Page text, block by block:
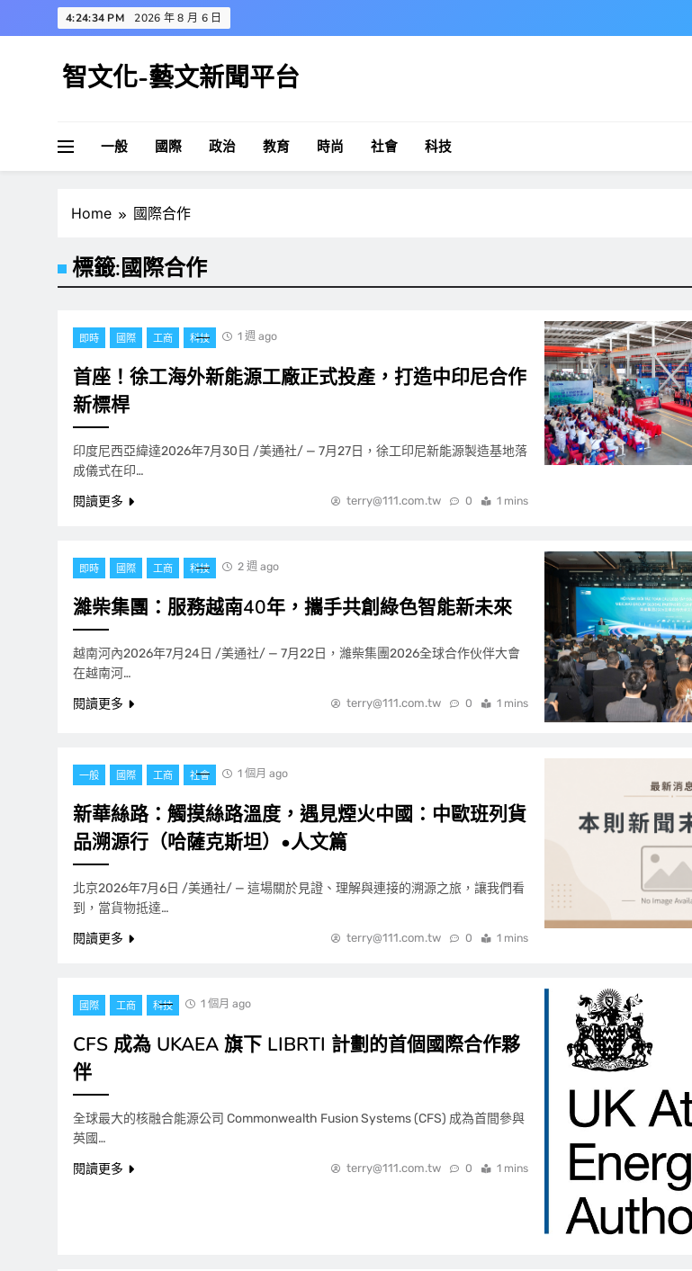
to
4:24:35 PM 2026 年 8 月 6 日
智文化-藝文新聞平台
一般 國際 政治 教育 時尚 社會 科技
Home 國際合作
標籤:國際合作
即時 國際 工商 科技 1 週 ago
首座！徐工海外新能源工廠正式投產，打造中印尼合作
新標桿
印度尼西亞緯達2026年7月30日 /美通社/ — 7月27日，徐工印尼新能源製造基地落
成儀式在印…
閱讀更多
terry@111.com.tw 0 1 mins
即時 國際 工商 科技 2 週 ago
濰柴集團：服務越南40年，攜手共創綠色智能新未來
越南河內2026年7月24日 /美通社/ — 7月22日，濰柴集團2026全球合作伙伴大會
在越南河…
閱讀更多
terry@111.com.tw 0 1 mins
一般 國際 工商 社會 1 個月 ago
新華絲路：觸摸絲路溫度，遇見煙火中國：中歐班列貨
品溯源行（哈薩克斯坦）•人文篇
北京2026年7月6日 /美通社/ — 這場關於見證、理解與連接的溯源之旅，讓我們看
到，當貨物抵達…
閱讀更多
terry@111.com.tw 0 1 mins
國際 工商 科技 1 個月 ago
CFS 成為 UKAEA 旗下 LIBRTI 計劃的首個國際合作夥
伴
全球最大的核融合能源公司 Commonwealth Fusion Systems (CFS) 成為首間參與
英國…
閱讀更多
terry@111.com.tw 0 1 mins